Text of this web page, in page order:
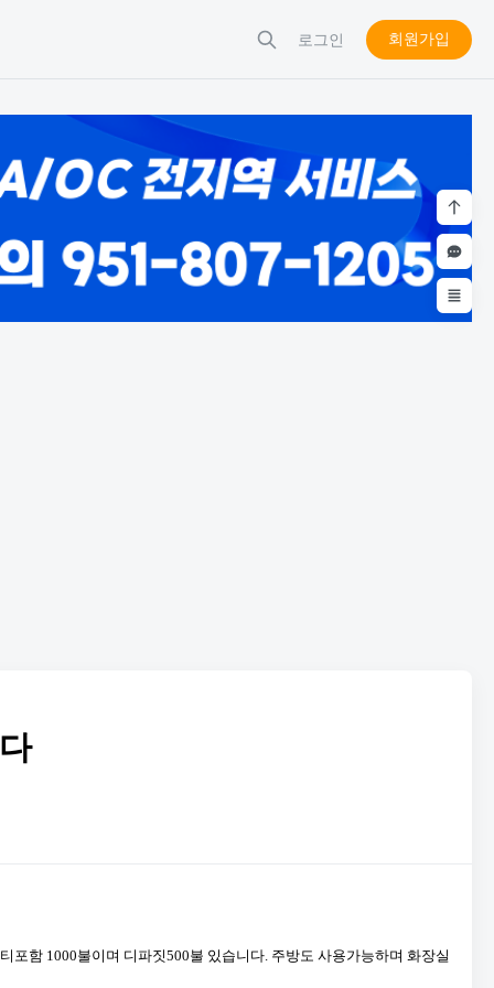
로그인 회원가입
함 1000불이며 디파짓500불 있습니다. 주방도 사용가능하며 화장실